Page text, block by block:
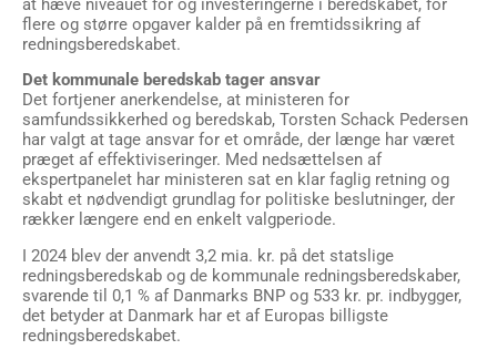
at hæve niveauet for og investeringerne i beredskabet, for
flere og større opgaver kalder på en fremtidssikring af
redningsberedskabet.
Det kommunale beredskab tager ansvar
Det fortjener anerkendelse, at ministeren for
samfundssikkerhed og beredskab, Torsten Schack Pedersen
har valgt at tage ansvar for et område, der længe har været
præget af effektiviseringer. Med nedsættelsen af
ekspertpanelet har ministeren sat en klar faglig retning og
skabt et nødvendigt grundlag for politiske beslutninger, der
rækker længere end en enkelt valgperiode.
I 2024 blev der anvendt 3,2 mia. kr. på det statslige
redningsberedskab og de kommunale redningsberedskaber,
svarende til 0,1 % af Danmarks BNP og 533 kr. pr. indbygger,
det betyder at Danmark har et af Europas billigste
redningsberedskabet.